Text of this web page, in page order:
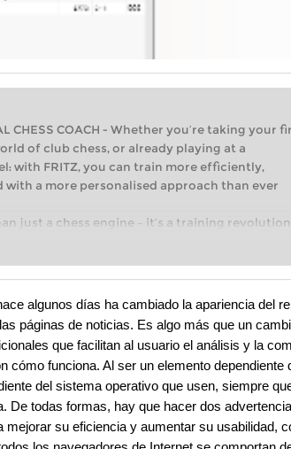
CHESS COACH - Whether you’re taking your
of club chess, or already playing at a
with FRITZ, you can train more efficiently,
a more personalised approach than ever
just a chess engine – it’s a training
your first steps into the world of club
intelligently and with a more personalised
before.
algunos días ha cambiado la apariencia del
páginas de noticias. Es algo más que un
que facilitan al usuario el análisis y la
cómo funciona. Al ser un elemento dependiente
del sistema operativo que usen, siempre
De todas formas, hay que hacer dos
mejorar su eficiencia y aumentar su usabilidad,